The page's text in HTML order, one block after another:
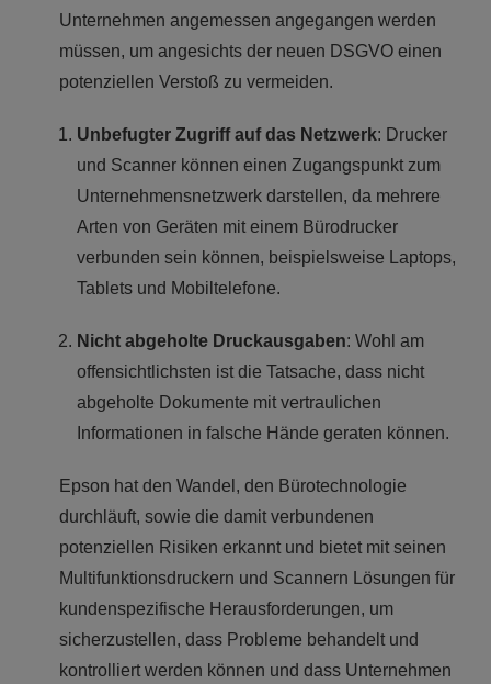
Unternehmen angemessen angegangen werden
müssen, um angesichts der neuen DSGVO einen
potenziellen Verstoß zu vermeiden.
Unbefugter Zugriff auf das Netzwerk: Drucker
und Scanner können einen Zugangspunkt zum
Unternehmensnetzwerk darstellen, da mehrere
Arten von Geräten mit einem Bürodrucker
verbunden sein können, beispielsweise Laptops,
Tablets und Mobiltelefone.
Nicht abgeholte Druckausgaben: Wohl am
offensichtlichsten ist die Tatsache, dass nicht
abgeholte Dokumente mit vertraulichen
Informationen in falsche Hände geraten können.
Epson hat den Wandel, den Bürotechnologie
durchläuft, sowie die damit verbundenen
potenziellen Risiken erkannt und bietet mit seinen
Multifunktionsdruckern und Scannern Lösungen für
kundenspezifische Herausforderungen, um
sicherzustellen, dass Probleme behandelt und
kontrolliert werden können und dass Unternehmen